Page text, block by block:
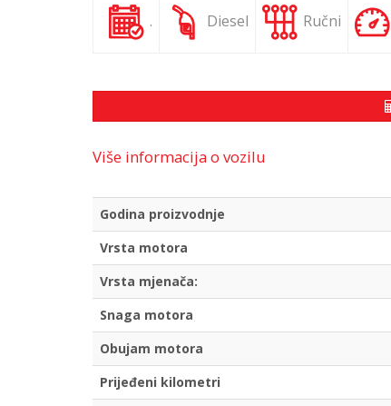
. Diesel Ručni
Više informacija o vozilu
Godina proizvodnje
Vrsta motora
Vrsta mjenača:
Snaga motora
Obujam motora
Prijeđeni kilometri